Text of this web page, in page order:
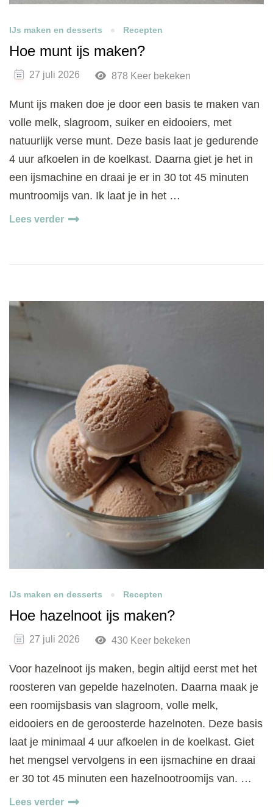
IJs maken en desserts Recepten
Hoe munt ijs maken?
27 juli 2026 878 Keer bekeken
Munt ijs maken doe je door een basis te maken van
volle melk, slagroom, suiker en eidooiers, met
natuurlijk verse munt. Deze basis laat je gedurende
4 uur afkoelen in de koelkast. Daarna giet je het in
een ijsmachine en draai je er in 30 tot 45 minuten
muntroomijs van. Ik laat je in het …
Lees verder
IJs maken en desserts Recepten
Hoe hazelnoot ijs maken?
27 juli 2026 430 Keer bekeken
Voor hazelnoot ijs maken, begin altijd eerst met het
roosteren van gepelde hazelnoten. Daarna maak je
een roomijsbasis van slagroom, volle melk,
eidooiers en de geroosterde hazelnoten. Deze basis
laat je minimaal 4 uur afkoelen in de koelkast. Giet
het mengsel vervolgens in een ijsmachine en draai
er 30 tot 45 minuten een hazelnootroomijs van. …
Lees verder